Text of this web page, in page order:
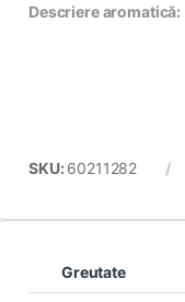
Descriere aromatică:
SKU: 60211282
Greutate